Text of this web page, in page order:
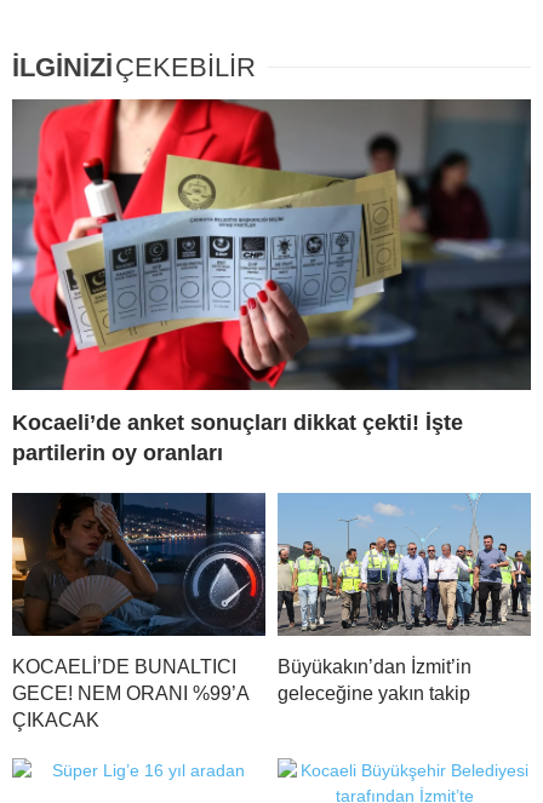
İLGİNİZİÇEKEBİLİR
Kocaeli’de anket sonuçları dikkat çekti! İşte
partilerin oy oranları
KOCAELİ’DE BUNALTICI
GECE! NEM ORANI %99’A
ÇIKACAK
Büyükakın’dan İzmit’in
geleceğine yakın takip